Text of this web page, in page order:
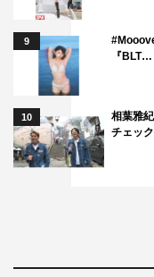
9
『BLT…
10
相葉雅
チェッ